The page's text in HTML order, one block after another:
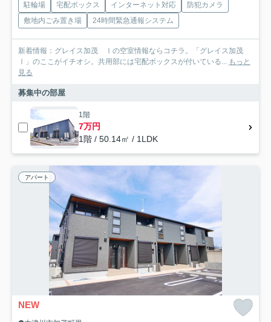
駐輪場 宅配ボックス インターネット対応
防犯カメラ
敷地内ごみ置き場
24時間緊急通報システム
新着情報：グレイス加茂 Ⅰの空室情報ならコチラ。「グレイス加茂
Ⅰ」のここがイチオシ。共用部には宅配ボックスが付いている... もっと
見る
募集中の部屋
1階
7万円
1階 / 50.14㎡ / 1LDK
アパート
NEW